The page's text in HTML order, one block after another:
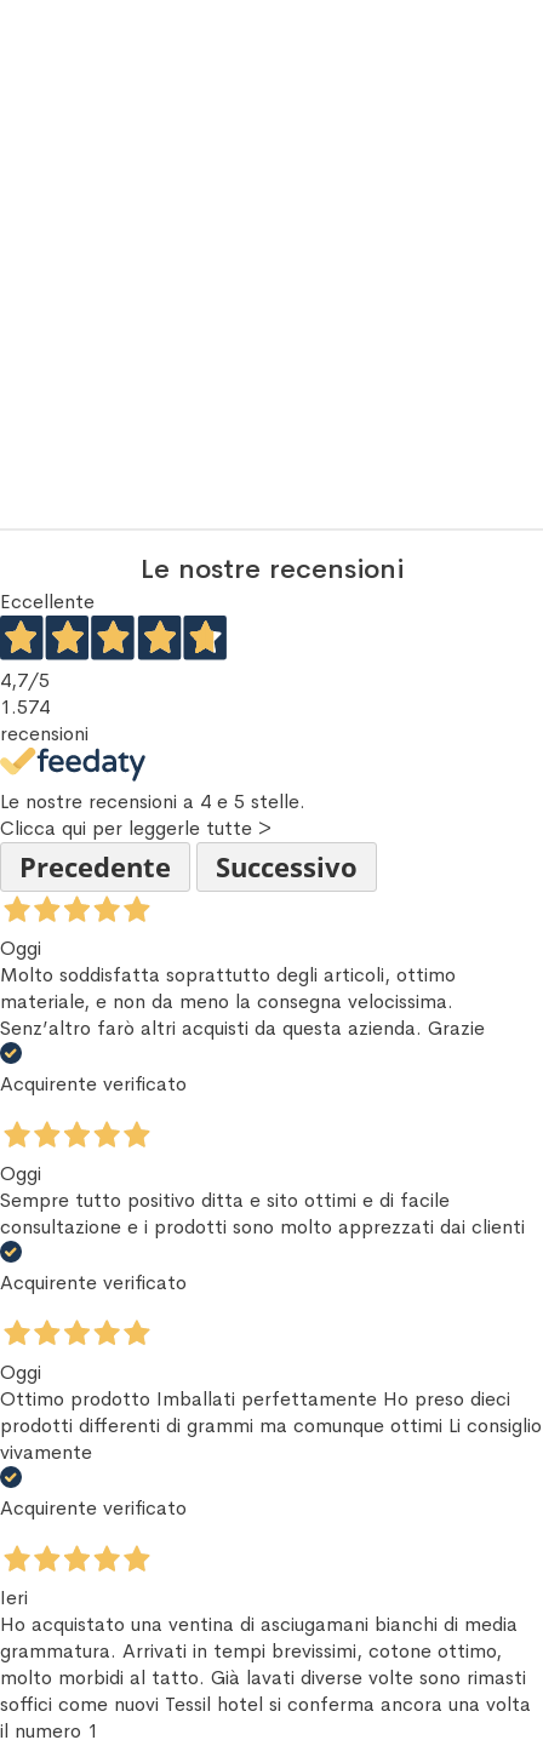
Le nostre recensioni
Eccellente
4,7/5
1.574
recensioni
Le nostre recensioni a 4 e 5 stelle.
Clicca qui per leggerle tutte >
Precedente Successivo
Oggi
Molto soddisfatta soprattutto degli articoli, ottimo
materiale, e non da meno la consegna velocissima.
Senz’altro farò altri acquisti da questa azienda. Grazie
Acquirente verificato
Oggi
Sempre tutto positivo ditta e sito ottimi e di facile
consultazione e i prodotti sono molto apprezzati dai clienti
Acquirente verificato
Oggi
Ottimo prodotto Imballati perfettamente Ho preso dieci
prodotti differenti di grammi ma comunque ottimi Li consiglio
vivamente
Acquirente verificato
Ieri
Ho acquistato una ventina di asciugamani bianchi di media
grammatura. Arrivati in tempi brevissimi, cotone ottimo,
molto morbidi al tatto. Già lavati diverse volte sono rimasti
soffici come nuovi Tessil hotel si conferma ancora una volta
il numero 1